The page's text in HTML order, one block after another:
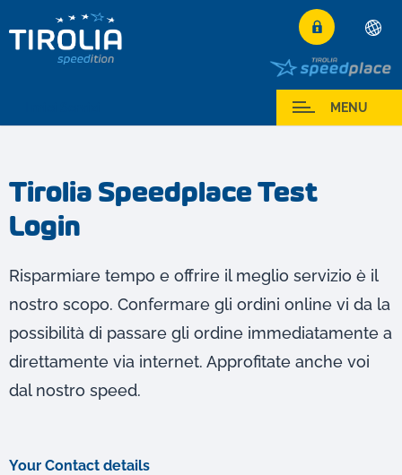
Deutsch
English
Français
Español
Magyar
Hrvatski
Română
MENU
Tirolia Speedplace Test
Login
Risparmiare tempo e offrire il meglio servizio è il
nostro scopo. Confermare gli ordini online vi da la
possibilità di passare gli ordine immediatamente a
direttamente via internet. Approfitate anche voi
dal nostro speed.
Your Contact details